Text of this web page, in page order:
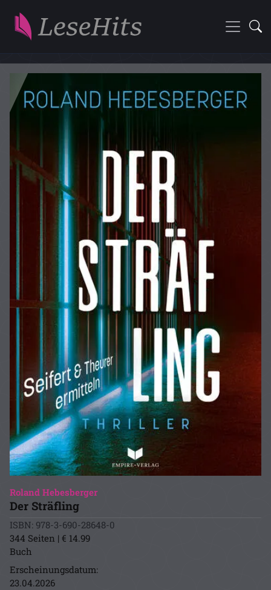
Roland Hebesberger
Der Sträfling
ISBN: 978-3-690-28648-0
344 Seiten | € 14.99
Buch
Erscheinungsdatum:
23.04.2026